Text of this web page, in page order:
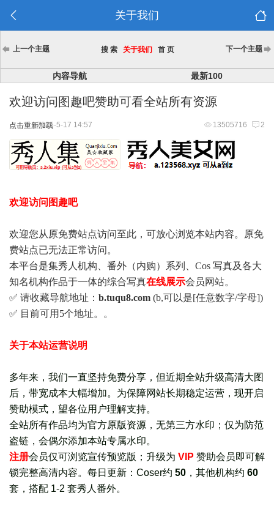
关于我们
上一个主题 搜 索 关于我们 首 页 下一个主题
内容导航 最新100
欢迎访问图趣吧赞助可看全站所有资源
点击重新加载 13505716 2
2025-5-17 14:57
欢迎访问图趣吧
欢迎您从原免费站点访问至此，可放心浏览本站内容。原免
费站点已无法正常访问。
本平台是集秀人机构、番外（内购）系列、Cos 写真及各大
知名机构作品于一体的综合写真在线展示会员网站。
✅ 请收藏导航地址： b.tuqu8.com (b,可以是[任意数字/字母])
✅ 目前可用5个地址。。
关于本站运营说明
多年来，我们一直坚持免费分享，但近期全站升级高清大图
后，带宽成本大幅增加。为保障网站长期稳定运营，现开启
赞助模式，望各位用户理解支持。
全站所有作品均为官方原版资源，无第三方水印；仅为防范
盗链，会偶尔添加本站专属水印。
注册会员仅可浏览宣传预览版 ； 升级为 VIP 赞助会员即可解
锁完整高清内容。每日更新： Coser约 50 ，其他机构约 60
套， 搭配 1-2 套秀人番外。